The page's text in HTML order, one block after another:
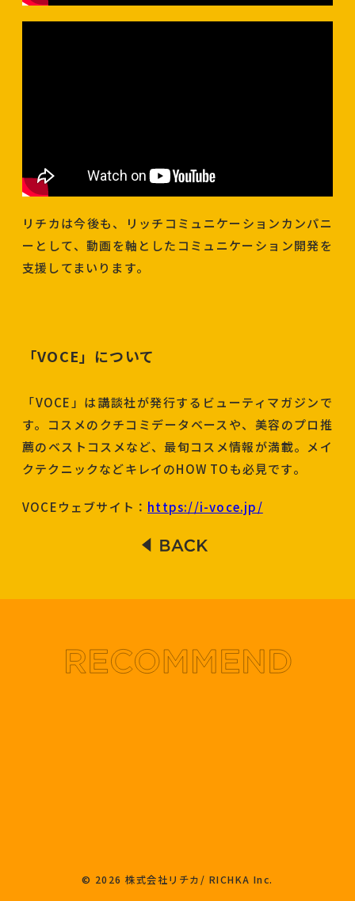
リチカは今後も、リッチコミュニケーションカンパニ
ーとして、動画を軸としたコミュニケーション開発を
支援してまいります。
「VOCE」について
「VOCE」は講談社が発行するビューティマガジンで
す。コスメのクチコミデータベースや、美容のプロ推
薦のベストコスメなど、最旬コスメ情報が満載。メイ
クテクニックなどキレイのHOW TOも必見です。
VOCEウェブサイト： https://i-voce.jp/
© 2026 株式会社リチカ/ RICHKA Inc.